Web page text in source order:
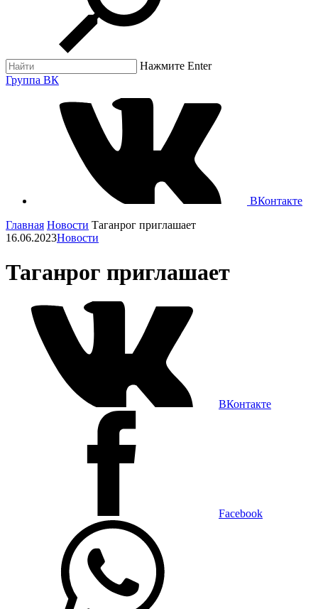
Нажмите Enter
Группа ВК
ВКонтакте
Главная Новости Таганрог приглашает
16.06.2023Новости
Таганрог приглашает
ВКонтакте
Facebook